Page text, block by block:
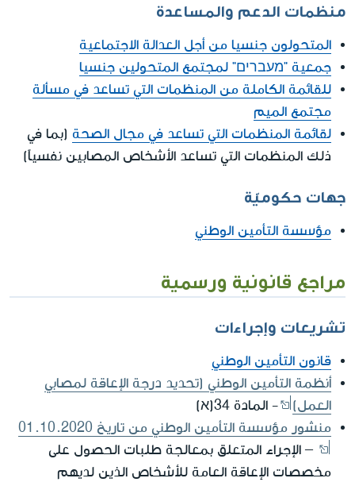
منظمات الدعم والمساعدة
المتحولون جنسيا من أجل العدالة الاجتماعية
جمعية "מעברים" لمجتمع المتحولين جنسيا
للقائمة الكاملة من المنظمات التي تساعد في مسألة
مجتمع الميم
لقائمة المنظمات التي تساعد في مجال الصحة (بما في
ذلك المنظمات التي تساعد الأشخاص المصابين نفسياً)
جهات حكوميّة
مؤسسة التأمين الوطني
مراجع قانونية ورسمية
تشريعات وإجراءات
قانون التأمين الوطني
أنظمة التأمين الوطني (تحديد درجة الإعاقة لمصابي
العمل)
- المادة 34(א)
منشور مؤسسة التأمين الوطني من تاريخ 01.10.2020
– الإجراء المتعلق بمعالجة طلبات الحصول على
مخصصات الإعاقة العامة للأشخاص الذين لديهم